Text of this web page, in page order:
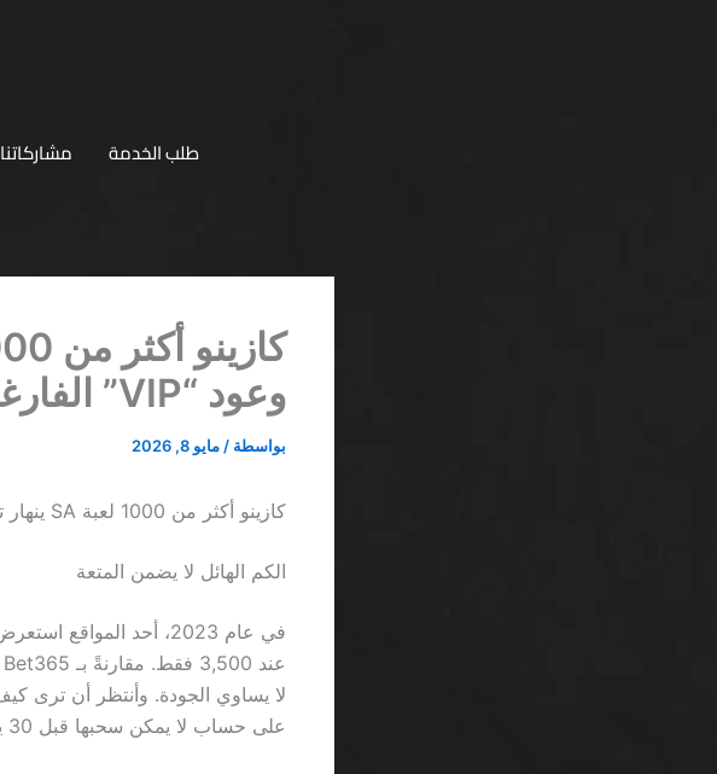
طلب الخدمة مشاركاتنا
وعود “VIP” الفارغة
بواسطة / مايو 8, 2026
كازينو أكثر من 1000 لعبة SA ينهار تحت وزن وعود “VIP” الفارغة
الكم الهائل لا يضمن المتعة
على حساب لا يمكن سحبها قبل 30 يوماً.